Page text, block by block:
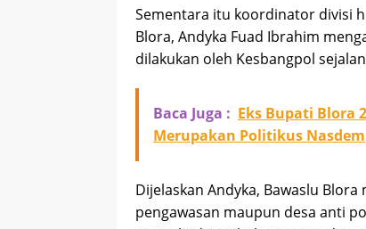
Sementara itu koordinator divisi
Blora, Andyka Fuad Ibrahim
dilakukan oleh Kesbangpol
Baca Juga : Eks Bupati Blora
Merupakan Politikus Nasdem
Dijelaskan Andyka, Bawaslu
pengawasan maupun desa anti